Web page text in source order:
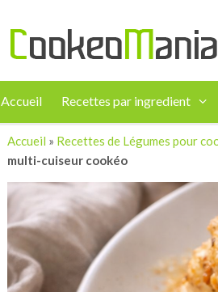
Accueil Recettes par ingredient
Accueil » Recettes de Légumes pour
multi-cuiseur cookéo